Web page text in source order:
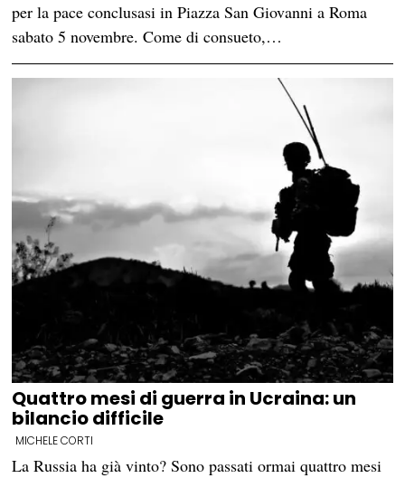
per la pace conclusasi in Piazza San Giovanni a Roma
sabato 5 novembre. Come di consueto,…
Quattro mesi di guerra in Ucraina: un
bilancio difficile
MICHELE CORTI
La Russia ha già vinto? Sono passati ormai quattro mesi